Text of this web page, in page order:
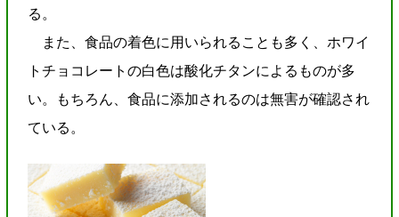
る。
また、食品の着色に用いられることも多く、ホワイ
トチョコレートの白色は酸化チタンによるものが多
い。もちろん、食品に添加されるのは無害が確認され
ている。